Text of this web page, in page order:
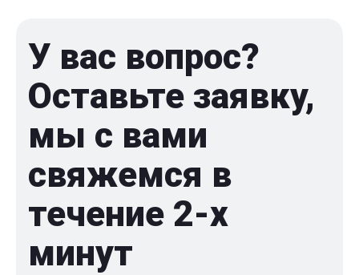
У вас вопрос?
Оставьте заявку,
мы с вами
свяжемся в
течение 2-x
минут